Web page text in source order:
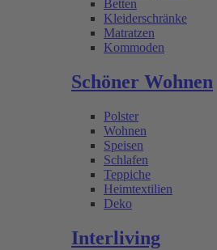
Betten
Kleiderschränke
Matratzen
Kommoden
Schöner Wohnen
Polster
Wohnen
Speisen
Schlafen
Teppiche
Heimtextilien
Deko
Interliving